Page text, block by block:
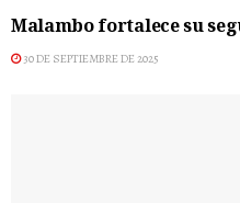
Malambo fortalece su
30 DE SEPTIEMBRE DE 2025